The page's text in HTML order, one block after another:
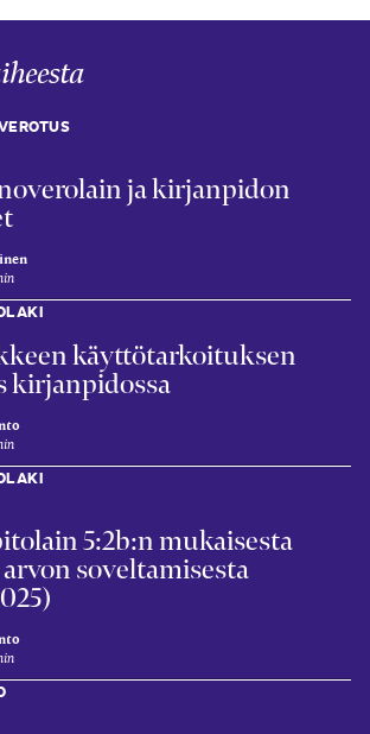
ja kirjanpidon
käyttötarkoituksen
kirjanpidossa
5:2b:n mukaisesta
soveltamisesta